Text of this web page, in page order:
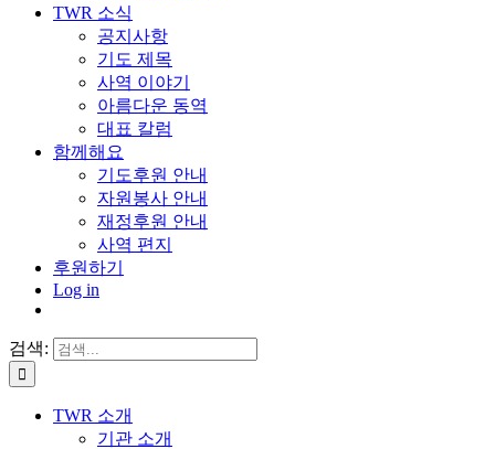
TWR 소식
공지사항
기도 제목
사역 이야기
아름다운 동역
대표 칼럼
함께해요
기도후원 안내
자원봉사 안내
재정후원 안내
사역 편지
후원하기
Log in
검색:
TWR 소개
기관 소개